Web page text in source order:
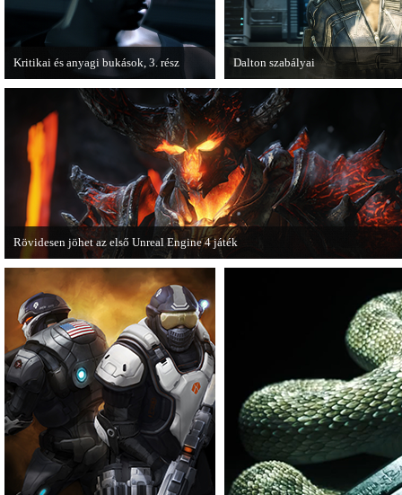
Kritikai és anyagi bukások, 3. rész
A PC Guru "Kritikai és anyagi bukások"
című cikksorozatának utolsó részét
olvashatjuk.
Dalton szabályai
Új videóval jelentkezik az
Games játéka, a Fuse.
Rövidesen jöhet az első Unreal Engine 4 játék
A Zombie Studios készölő játéka az Epic Games legújabb motorját, az Unreal
4-et fogja használni.